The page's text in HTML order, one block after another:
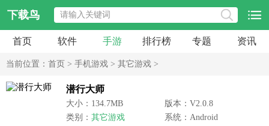
下载鸟
首页 软件 手游 排行榜 专题 资讯
当前位置： 首页 > 手机游戏 > 其它游戏 >
潜行大师
大小：134.7MB
版本：V2.0.8
类别： 其它游戏
系统：Android